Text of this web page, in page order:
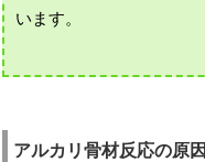
います。
アルカリ骨材反応の原因